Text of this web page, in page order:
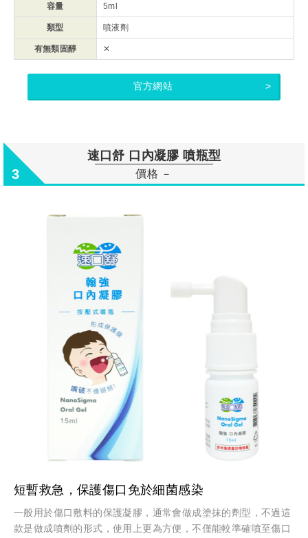
容量 5ml
類型 噴液劑
有無類固醇 ✕
官方網站
3
速口舒 口內凝膠 噴瓶型
價格 －
短暫救急，保護傷口免於細菌感染
一般用於傷口敷料的保護凝膠，通常會做成塗抹的劑型，不過這
款是做成噴劑的形式，使用上更為方便，不僅能較準確噴至傷口